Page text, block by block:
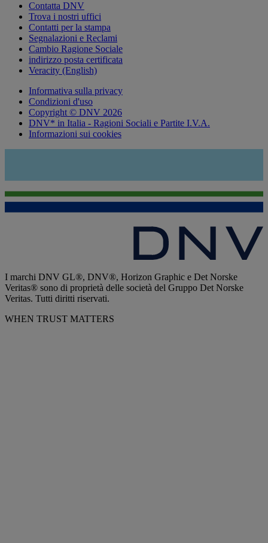
Contatta DNV
Trova i nostri uffici
Contatti per la stampa
Segnalazioni e Reclami
Cambio Ragione Sociale
indirizzo posta certificata
Veracity (English)
Informativa sulla privacy
Condizioni d'uso
Copyright © DNV 2026
DNV* in Italia - Ragioni Sociali e Partite I.V.A.
Informazioni sui cookies
I marchi DNV GL®, DNV®, Horizon Graphic e Det Norske
Veritas® sono di proprietà delle società del Gruppo Det Norske
Veritas. Tutti diritti riservati.
WHEN TRUST MATTERS